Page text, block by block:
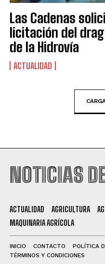
Las Cadenas
licitación del
de la Hidrovía
ACTUALIDAD
NOTICIAS
ACTUALIDAD AGRICULTURA
MAQUINARIA AGRÍCOLA
INICIO CONTACTO
POLÍTICA
TÉRMINOS Y CONDICIONES